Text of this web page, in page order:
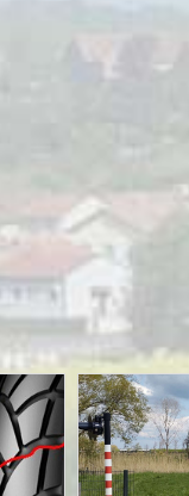
herfst ’23 –